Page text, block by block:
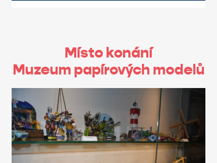
Místo konání
Muzeum papírových modelů